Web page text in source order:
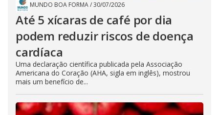
MUNDO BOA FORMA/30/07/2026
Até 5 xícaras de café por dia
podem reduzir riscos de doença
cardíaca
Uma declaração científica publicada pela Associação
Americana do Coração (AHA, sigla em inglês), mostrou
mais um benefício de...